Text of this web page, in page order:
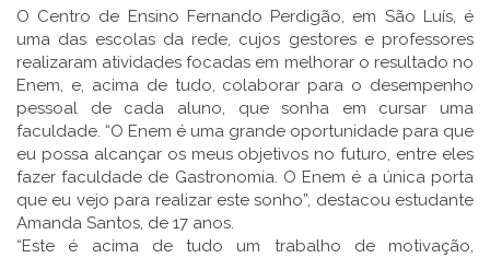
O Centro de Ensino Fernando Perdigão, em São Luís, é
uma das escolas da rede, cujos gestores e professores
realizaram atividades focadas em melhorar o resultado no
Enem, e, acima de tudo, colaborar para o desempenho
pessoal de cada aluno, que sonha em cursar uma
faculdade. “O Enem é uma grande oportunidade para que
eu possa alcançar os meus objetivos no futuro, entre eles
fazer faculdade de Gastronomia. O Enem é a única porta
que eu vejo para realizar este sonho”, destacou estudante
Amanda Santos, de 17 anos.
“Este é acima de tudo um trabalho de motivação,